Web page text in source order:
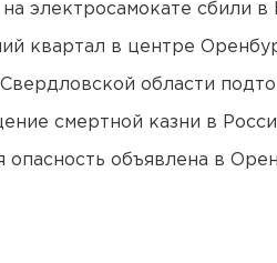
на электросамокате сбили в
квартал в центре
Свердловской области
смертной казни в
опасность объявлена в